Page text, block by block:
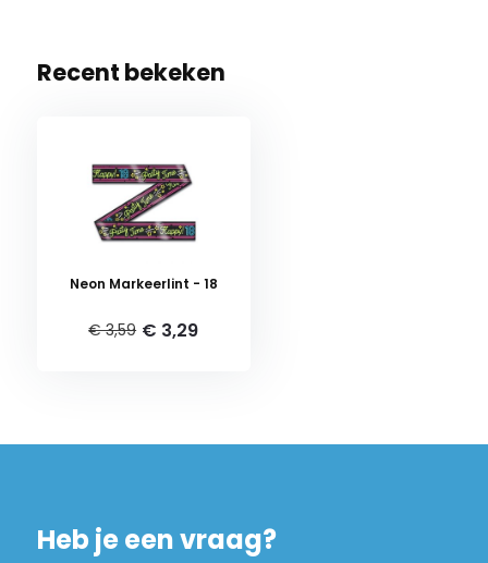
Recent bekeken
Neon Markeerlint - 18
€ 3,59 € 3,29
Heb je een vraag?